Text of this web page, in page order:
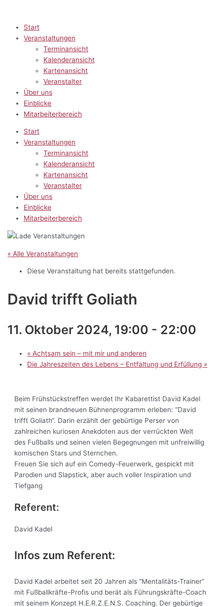
springenStart
Veranstaltungen
Terminansicht
Kalenderansicht
Kartenansicht
Veranstalter
Über uns
Einblicke
Mitarbeiterbereich
Start
Veranstaltungen
Terminansicht
Kalenderansicht
Kartenansicht
Veranstalter
Über uns
Einblicke
Mitarbeiterbereich
« Alle Veranstaltungen
Diese Veranstaltung hat bereits stattgefunden.
David trifft Goliath
11. Oktober 2024, 19:00 - 22:00
« Achtsam sein – mit mir und anderen
Die Jahreszeiten des Lebens – Entfaltung und Erfüllung »
Beim Frühstückstreffen werdet Ihr Kabarettist David Kadel
mit seinen brandneuen Bühnenprogramm erleben: “David
trifft Goliath“. Darin erzählt der gebürtige Perser von
zahlreichen kuriosen Anekdoten aus der verrückten Welt
des Fußballs und seinen vielen Begegnungen mit unfreiwillig
komischen Stars und Sternchen.
Freuen Sie sich auf ein Comedy-Feuerwerk, gespickt mit
Parodien und Slapstick, aber auch voller Inspiration und
Tiefgang
Referent:
David Kadel
Infos zum Referent:
David Kadel arbeitet seit 20 Jahren als “Mentalitäts-Trainer“
mit Fußballkräfte-Profis und berät als Führungskräfte-Coach
mit seinem Konzept H.E.R.Z.E.N.S. Coaching. Der gebürtige